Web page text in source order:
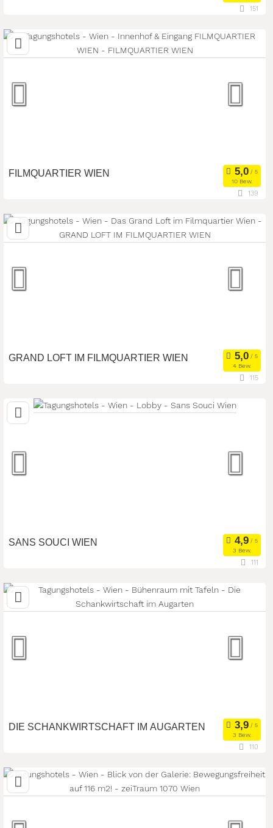
Art der Location: Meetingroom
Kongresszentrum
Tagungsstätte
Seminarteilnehmer:
151
FILMQUARTIER WIEN
10 Bew.
Art der Location: Meetingroom
Tagungsstätte
Eventlocation
Seminarteilnehmer:
139
GRAND LOFT IM FILMQUARTIER WIEN
4 Bew.
Art der Location: Meetingroom
Tagungsstätte
Seminarteilnehmer:
115
SANS SOUCI WIEN
3 Bew.
Art der Location: Seminarhotel
Meetingroom
Tagungsstätte
Seminarteilnehmer:
111
DIE SCHANKWIRTSCHAFT IM AUGARTEN
3 Bew.
Art der Location: Meetingroom
Tagungsstätte
Eventlocation
Seminarteilnehmer:
110